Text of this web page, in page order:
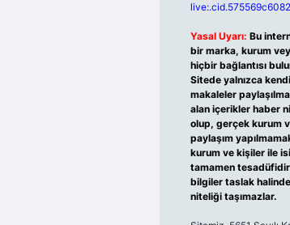
Yasal Uyarı: Bu
bir marka, kurum
hiçbir bağlantısı
Sitede yalnızca kendi
makaleler
alan içerikler haber
olup, gerçek kurum
paylaşım
kurum ve kişiler ile
tamamen
bilgiler taslak
niteliği taşımazlar.